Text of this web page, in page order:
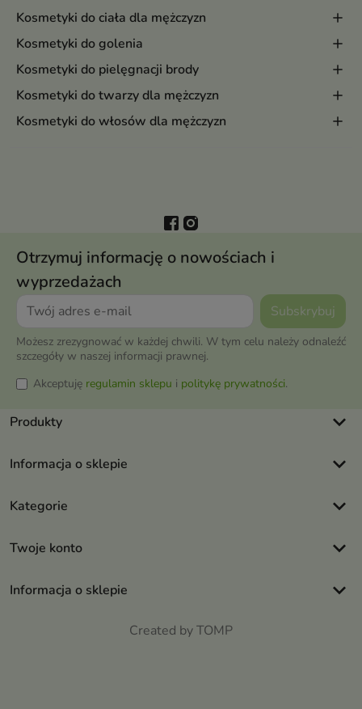
Kosmetyki do ciała dla mężczyzn
Kosmetyki do golenia
Kosmetyki do pielęgnacji brody
Kosmetyki do twarzy dla mężczyzn
Kosmetyki do włosów dla mężczyzn
Otrzymuj informację o nowościach i
wyprzedażach
Możesz zrezygnować w każdej chwili. W tym celu należy odnaleźć
szczegóły w naszej informacji prawnej.
Akceptuję regulamin sklepu i politykę prywatności.
Produkty keyboard_arrow_down
Informacja o sklepie keyboard_arrow_down
Kategorie keyboard_arrow_down
Twoje konto keyboard_arrow_down
Informacja o sklepie keyboard_arrow_down
Created by TOMP